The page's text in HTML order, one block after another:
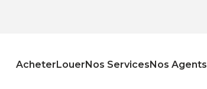
AcheterLouerNos ServicesNos Agents